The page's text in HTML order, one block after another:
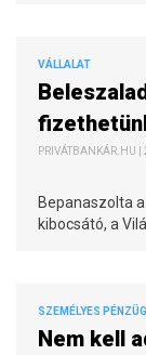
VÁLLALAT
PRIVÁTBANKÁR.HU
Bepanaszolta
kibocsátó, a
SZEMÉLYES
Nem kell